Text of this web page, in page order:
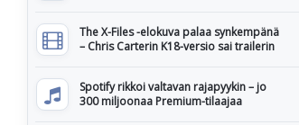
The X-Files -elokuva palaa synkempänä
– Chris Carterin K18-versio sai trailerin
Spotify rikkoi valtavan rajapyykin – jo
300 miljoonaa Premium-tilaajaa